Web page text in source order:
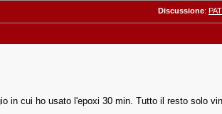
Discussione:
in cui ho usato l'epoxi 30 min. Tutto il resto solo